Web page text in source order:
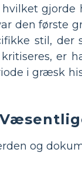
den første
stil,
er
i græsk
og